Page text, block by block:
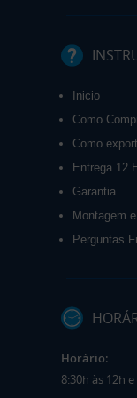
Inicio
Como
Como
Entrega 12
Garantia
Montagem
Perguntas
Horário:
8:30h às 12h